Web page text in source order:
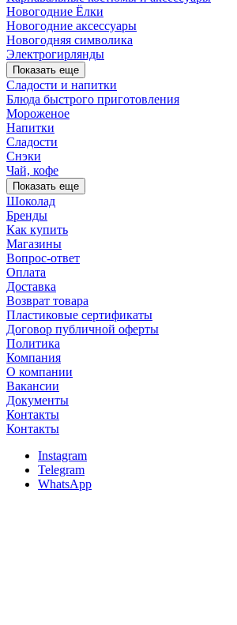
Новогодние Ёлки
Новогодние аксессуары
Новогодняя символика
Электрогирлянды
Показать еще
Сладости и напитки
Блюда быстрого приготовления
Мороженое
Напитки
Сладости
Снэки
Чай, кофе
Показать еще
Шоколад
Бренды
Как купить
Магазины
Вопрос-ответ
Оплата
Доставка
Возврат товара
Пластиковые сертификаты
Договор публичной оферты
Политика
Компания
О компании
Вакансии
Документы
Контакты
Контакты
Instagram
Telegram
WhatsApp